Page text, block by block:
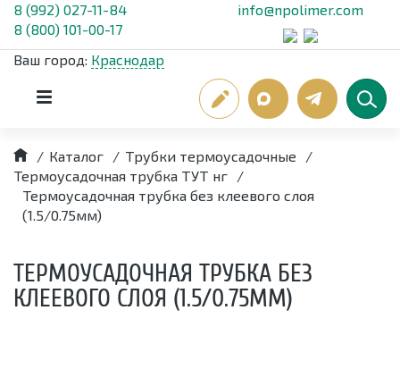
8 (992) 027-11-84
8 (800) 101-00-17
info@npolimer.com
Ваш город: Краснодар
/ Каталог / Трубки термоусадочные
/
Термоусадочная трубка ТУТ нг /
Термоусадочная трубка без клеевого слоя
(1.5/0.75мм)
ТЕРМОУСАДОЧНАЯ ТРУБКА БЕЗ
КЛЕЕВОГО СЛОЯ (1.5/0.75ММ)